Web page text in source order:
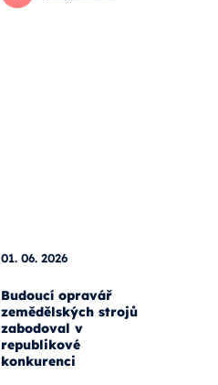
01. 06. 2026
Budoucí opravář
zemědělských strojů
zabodoval v
republikové
konkurenci